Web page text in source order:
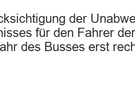
der
für den Fahrer
des Busses erst